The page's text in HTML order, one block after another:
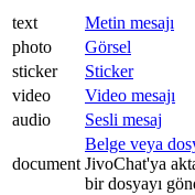
text
Metin mesajı
photo
Görsel
sticker
Sticker
video
Video mesajı
audio
Sesli mesaj
document
Belge veya
JivoChat'ya
bir dosyayı